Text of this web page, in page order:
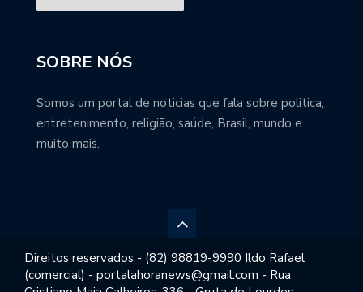
SOBRE NÓS
Somos um portal de noticias que fala sobre politica,
entretenimento, religião, saúde, Brasil, mundo e
muito mais.
Direitos reservados - (82) 98819-9990 Ildo Rafael
(comercial) - portalahoranews@gmail.com - Rua